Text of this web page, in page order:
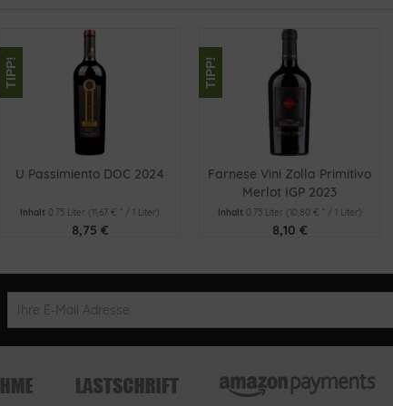
TIPP!
U Passimiento DOC 2024
Inhalt 0.75 Liter (11,67 € * / 1 Liter)
8,75 €
TIPP!
Farnese Vini Zolla Primitivo
Merlot IGP 2023
Inhalt 0.75 Liter (10,80 € * / 1 Liter)
8,10 €